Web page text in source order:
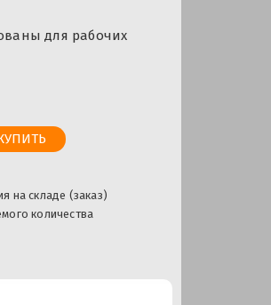
для рабочих
на складе (заказ)
количества